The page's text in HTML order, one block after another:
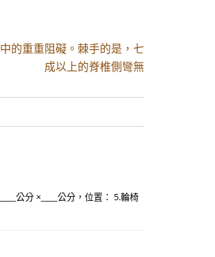
的重重阻礙。棘手的是，七
成以上的脊椎側彎無
公分 ×____公分，位置： 5.輪椅